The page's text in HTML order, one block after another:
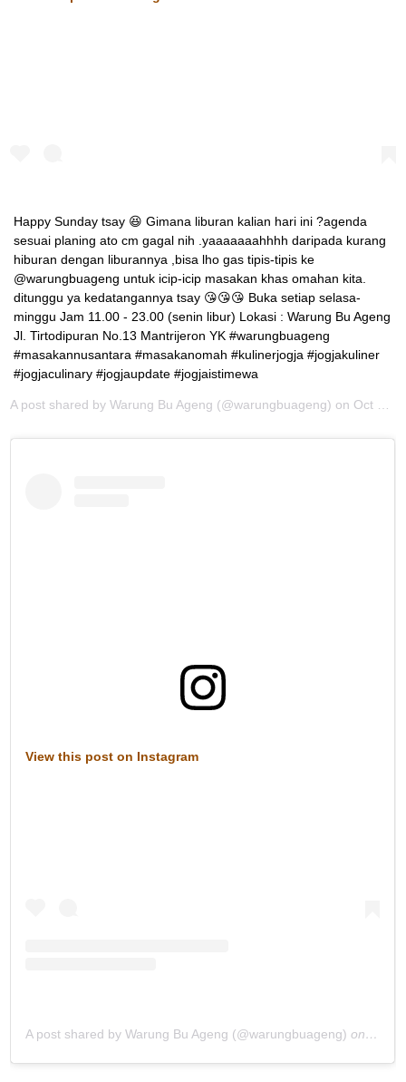
Happy Sunday tsay 😆 Gimana liburan kalian hari ini ?agenda
sesuai planing ato cm gagal nih .yaaaaaaahhhh daripada kurang
hiburan dengan liburannya ,bisa lho gas tipis-tipis ke
@warungbuageng untuk icip-icip masakan khas omahan kita.
ditunggu ya kedatangannya tsay 😘😘😘 Buka setiap selasa-
minggu Jam 11.00 - 23.00 (senin libur) Lokasi : Warung Bu Ageng
Jl. Tirtodipuran No.13 Mantrijeron YK #warungbuageng
#masakannusantara #masakanomah #kulinerjogja #jogjakuliner
#jogjaculinary #jogjaupdate #jogjaistimewa
A post shared byWarung Bu Ageng (@warungbuageng) on Oct 28, 2017 at 9:17pm PDT
View this post on Instagram
A post shared by Warung Bu Ageng (@warungbuageng) on Sep